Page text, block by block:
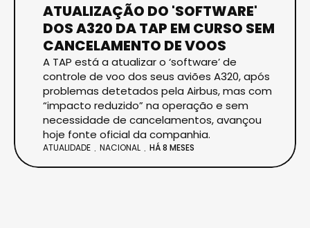
ATUALIZAÇÃO DO 'SOFTWARE'
DOS A320 DA TAP EM CURSO SEM
CANCELAMENTO DE VOOS
A TAP está a atualizar o ‘software’ de
controle de voo dos seus aviões A320, após
problemas detetados pela Airbus, mas com
“impacto reduzido” na operação e sem
necessidade de cancelamentos, avançou
hoje fonte oficial da companhia.
ATUALIDADE NACIONAL HÁ 8 MESES